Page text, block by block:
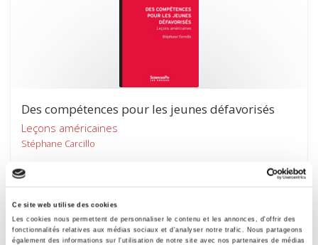
Ce site web utilise des cookies
Les cookies nous permettent de personnaliser le contenu et les annonces, d'offrir des
fonctionnalités relatives aux médias sociaux et d'analyser notre trafic. Nous partageons
également des informations sur l'utilisation de notre site avec nos partenaires de médias
Des compétences pour les jeunes défavorisés
Leçons américaines
Stéphane Carcillo